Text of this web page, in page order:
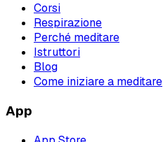
Corsi
Respirazione
Perché meditare
Istruttori
Blog
Come iniziare a meditare
App